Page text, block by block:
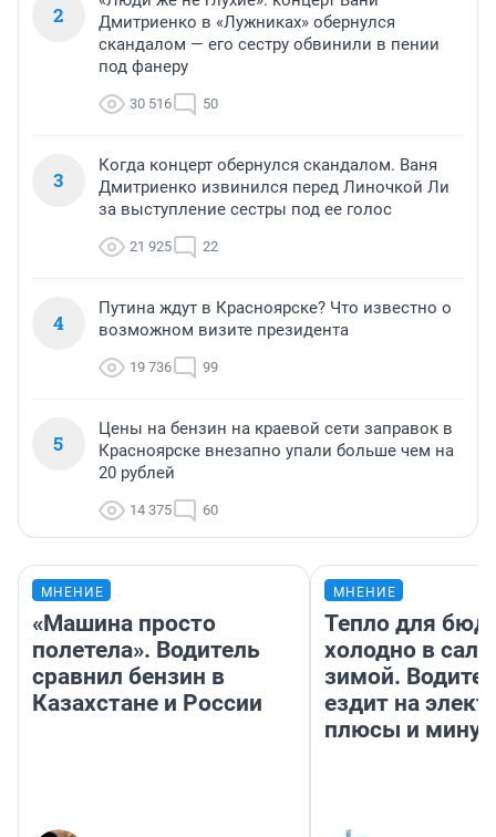
2
Дмитриенко в «Лужниках» обернулся
скандалом — его сестру обвинили в пении
под фанеру
30 516 50
3
Когда концерт обернулся скандалом. Ваня
Дмитриенко извинился перед Линочкой Ли
за выступление сестры под ее голос
21 925 22
4
Путина ждут в Красноярске? Что известно о
возможном визите президента
19 736 99
5
Цены на бензин на краевой сети заправок в
Красноярске внезапно упали больше чем на
20 рублей
14 375 60
МНЕНИЕ
«Машина просто
полетела». Водитель
сравнил бензин в
Казахстане и России
МНЕНИЕ
Тепло для
холодно в
зимой.
ездит на
плюсы и